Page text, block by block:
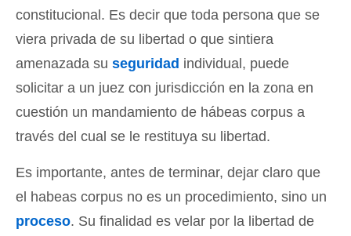
constitucional. Es decir que toda persona que se
viera privada de su libertad o que sintiera
amenazada su seguridad individual, puede
solicitar a un juez con jurisdicción en la zona en
cuestión un mandamiento de hábeas corpus a
través del cual se le restituya su libertad.
Es importante, antes de terminar, dejar claro que
el habeas corpus no es un procedimiento, sino un
proceso. Su finalidad es velar por la libertad de